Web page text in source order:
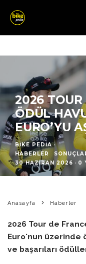
2026 TOUR
ÖDÜL
EURO’YU
BIKE PEDIA ·
HABERLER
30 HAZIRAN 2026 · 0
Anasayfa Haberler
2026 Tour de
Euro'nun üzerinde
ve başarıları